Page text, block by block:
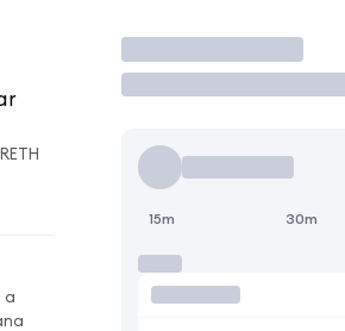
a
Operar
15m 30m